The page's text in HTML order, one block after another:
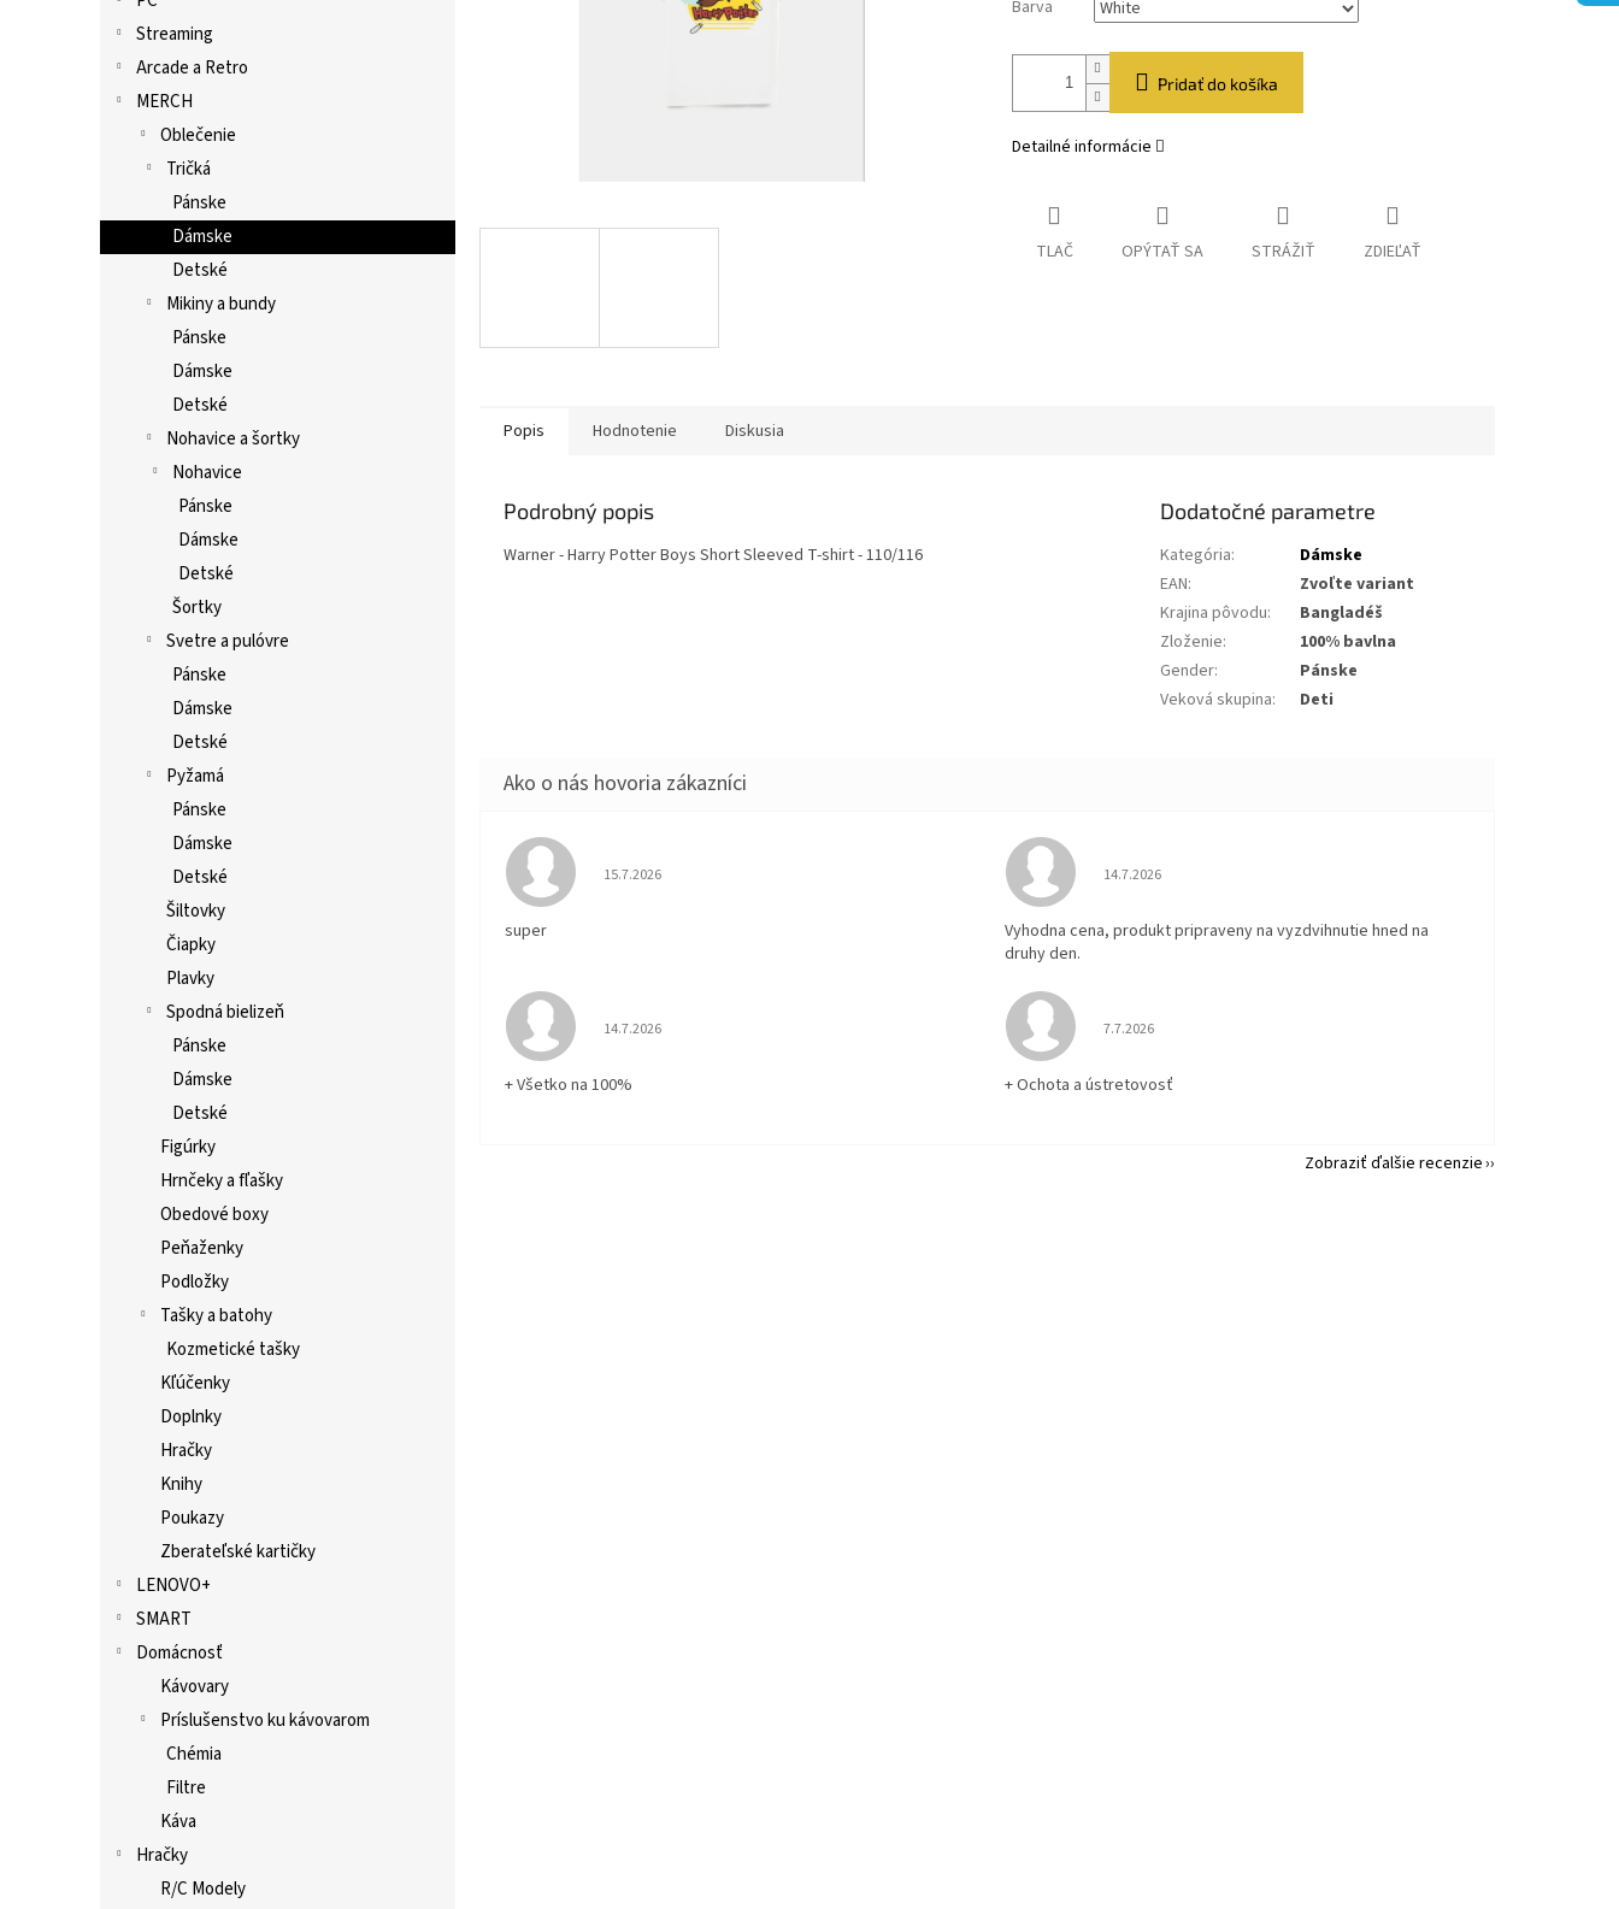
Streaming
Arcade a Retro
MERCH
Oblečenie
Tričká
Pánske
Dámske
Detské
Mikiny a bundy
Pánske
Dámske
Detské
Nohavice a šortky
Nohavice
Pánske
Dámske
Detské
Šortky
Svetre a pulóvre
Pánske
Dámske
Detské
Pyžamá
Pánske
Dámske
Detské
Šiltovky
Čiapky
Plavky
Spodná bielizeň
Pánske
Dámske
Detské
Figúrky
Hrnčeky a fľašky
Obedové boxy
Peňaženky
Podložky
Tašky a batohy
Kozmetické tašky
Kľúčenky
Doplnky
Hračky
Knihy
Poukazy
Zberateľské kartičky
LENOVO+
SMART
Domácnosť
Kávovary
Príslušenstvo ku kávovarom
Chémia
Filtre
Káva
Hračky
R/C Modely
Barva
Pridať do košíka
Detailné informácie
TLAČ OPÝTAŤ SA STRÁŽIŤ ZDIEĽAŤ
Popis Hodnotenie Diskusia
Podrobný popis
Warner - Harry Potter Boys Short Sleeved T-shirt - 110/116
Dodatočné parametre
Kategória:
Dámske
EAN:
Zvoľte variant
Krajina pôvodu:
Bangladéš
Zloženie:
100% bavlna
Gender:
Pánske
Veková skupina: Deti
Hodnotenie obchodu je 5 z 5 hviezdičiek.
15.7.2026
super
Hodnotenie obchodu je 5 z 5 hviezdičiek.
14.7.2026
Vyhodna cena, produkt pripraveny na vyzdvihnutie hned na
druhy den.
Hodnotenie obchodu je 5 z 5 hviezdičiek.
14.7.2026
+ Všetko na 100%
Hodnotenie obchodu je 5 z 5 hviezdičiek.
7.7.2026
+ Ochota a ústretovosť
Zobraziť ďalšie recenzie